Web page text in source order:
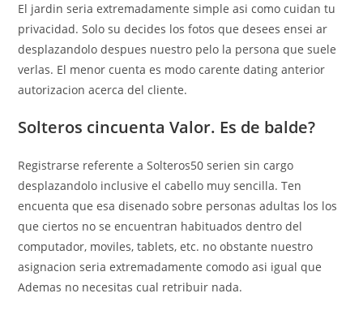
El jardi­n seri­a extremadamente simple asi­ como cuidan tu
privacidad. Solo su decides los fotos que desees ensei ar
desplazandolo despues nuestro pelo la persona que suele
verlas. El menor cuenta es modo carente dating anterior
autorizacion acerca del cliente.
Solteros cincuenta Valor. Es de balde?
Registrarse referente a Solteros50 seri­en sin cargo
desplazandolo inclusive el cabello muy sencilla. Ten
encuenta que esa disenado sobre personas adultas los los
que ciertos no se encuentran habituados dentro del
computador, moviles, tablets, etc. no obstante nuestro
asignacion seri­a extremadamente comodo asi­ igual que
Ademas no necesitas cual retribuir nada.